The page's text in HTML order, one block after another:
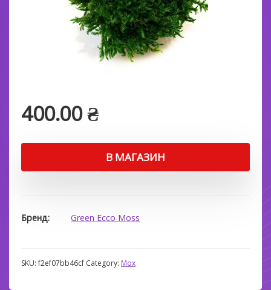
400.00₴
В МАГАЗИН
Бренд Green Ecco Moss
SKU:f2ef07bb46cf Category: Мох